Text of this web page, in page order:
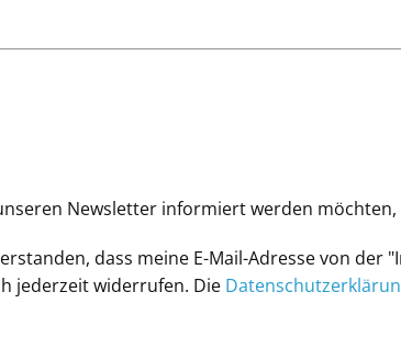
Newsletter informiert werden möchten,
dass meine E-Mail-Adresse von der
jederzeit widerrufen. Die